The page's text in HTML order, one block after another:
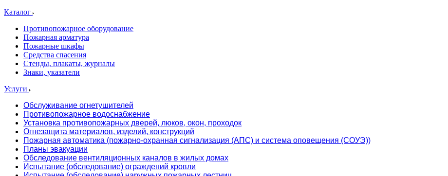
Каталог
Противопожарное оборудование
Пожарная арматура
Пожарные шкафы
Средства спасения
Стенды, плакаты, журналы
Знаки, указатели
Услуги
Обслуживание огнетушителей
Противопожарное водоснабжение
Установка противопожарных дверей, люков, окон, проходок
Огнезащита материалов, изделий, конструкций
Пожарная автоматика (пожарно-охранная сигнализация (АПС) и система оповещения (СОУЭ))
Планы эвакуации
Обследование вентиляционных каналов в жилых домах
Испытание (обследование) ограждений кровли